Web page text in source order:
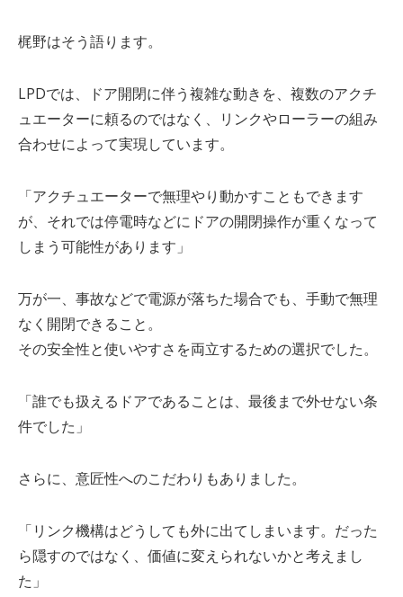
梶野はそう語ります。
LPDでは、ドア開閉に伴う複雑な動きを、複数のアクチ
ュエーターに頼るのではなく、リンクやローラーの組み
合わせによって実現しています。
「アクチュエーターで無理やり動かすこともできます
が、それでは停電時などにドアの開閉操作が重くなって
しまう可能性があります」
万が一、事故などで電源が落ちた場合でも、手動で無理
なく開閉できること。
その安全性と使いやすさを両立するための選択でした。
「誰でも扱えるドアであることは、最後まで外せない条
件でした」
さらに、意匠性へのこだわりもありました。
「リンク機構はどうしても外に出てしまいます。だった
ら隠すのではなく、価値に変えられないかと考えまし
た」